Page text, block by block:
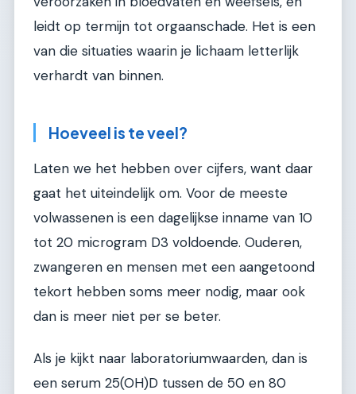
leidt op termijn tot orgaanschade. Het is een
van die situaties waarin je lichaam letterlijk
verhardt van binnen.
Hoeveel is te veel?
Laten we het hebben over cijfers, want daar
gaat het uiteindelijk om. Voor de meeste
volwassenen is een dagelijkse inname van 10
tot 20 microgram D3 voldoende. Ouderen,
zwangeren en mensen met een aangetoond
tekort hebben soms meer nodig, maar ook
dan is meer niet per se beter.
Als je kijkt naar laboratoriumwaarden, dan is
een serum 25(OH)D tussen de 50 en 80